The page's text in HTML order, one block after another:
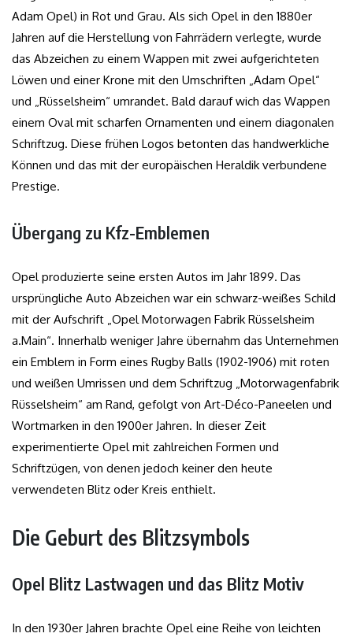
Adam Opel) in Rot und Grau. Als sich Opel in den 1880er
Jahren auf die Herstellung von Fahrrädern verlegte, wurde
das Abzeichen zu einem Wappen mit zwei aufgerichteten
Löwen und einer Krone mit den Umschriften „Adam Opel“
und „Rüsselsheim“ umrandet. Bald darauf wich das Wappen
einem Oval mit scharfen Ornamenten und einem diagonalen
Schriftzug. Diese frühen Logos betonten das handwerkliche
Können und das mit der europäischen Heraldik verbundene
Prestige.
Übergang zu Kfz-Emblemen
Opel produzierte seine ersten Autos im Jahr 1899. Das
ursprüngliche Auto Abzeichen war ein schwarz-weißes Schild
mit der Aufschrift „Opel Motorwagen Fabrik Rüsselsheim
a.Main“. Innerhalb weniger Jahre übernahm das Unternehmen
ein Emblem in Form eines Rugby Balls (1902-1906) mit roten
und weißen Umrissen und dem Schriftzug „Motorwagenfabrik
Rüsselsheim“ am Rand, gefolgt von Art-Déco-Paneelen und
Wortmarken in den 1900er Jahren. In dieser Zeit
experimentierte Opel mit zahlreichen Formen und
Schriftzügen, von denen jedoch keiner den heute
verwendeten Blitz oder Kreis enthielt.
Die Geburt des Blitzsymbols
Opel Blitz Lastwagen und das Blitz Motiv
In den 1930er Jahren brachte Opel eine Reihe von leichten